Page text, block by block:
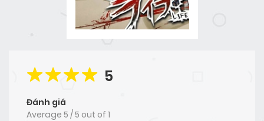
5
Đánh giá
Average 5 /5 out of 1